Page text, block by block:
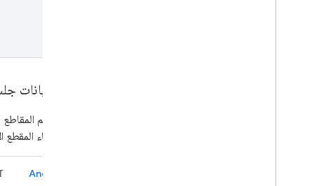
كتابة بيانات
أخيرًا، قسِّم
وقت انتهاء المقطع
Android